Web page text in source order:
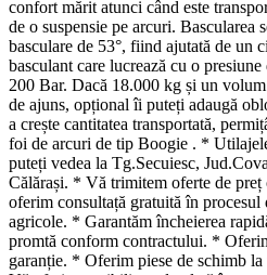
confort mărit atunci când este
de o suspensie pe arcuri. Bascularea
basculare de 53°, fiind ajutată de un
basculant care lucrează cu o presiune
200 Bar. Dacă 18.000 kg și un
de ajuns, opțional îi puteți adaugă
a crește cantitatea transportată,
foi de arcuri de tip Boogie . *
puteți vedea la Tg.Secuiesc,
Călărași. * Vă trimitem oferte de
oferim consultață gratuită în
agricole. * Garantăm încheierea
promtă conform contractului. *
garanție. * Oferim piese de schimb